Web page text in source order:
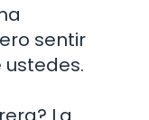
sentir